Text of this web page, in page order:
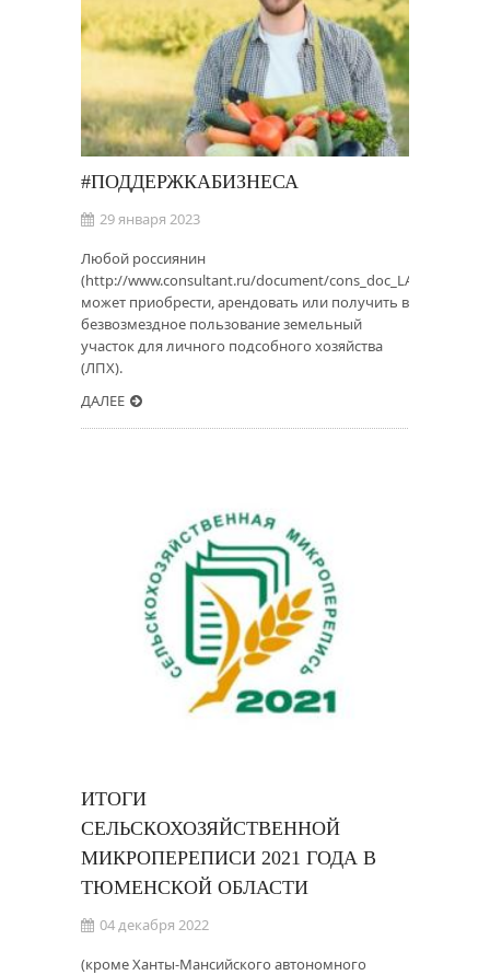
#ПОДДЕРЖКАБИЗНЕСА
29 января 2023
Любой россиянин
(http://www.consultant.ru/document/cons_doc_LAW_43127/
может приобрести, арендовать или получить в
безвозмездное пользование земельный
участок для личного подсобного хозяйства
(ЛПХ).
ДАЛЕЕ
ИТОГИ
СЕЛЬСКОХОЗЯЙСТВЕННОЙ
МИКРОПЕРЕПИСИ 2021 ГОДА В
ТЮМЕНСКОЙ ОБЛАСТИ
04 декабря 2022
(кроме Ханты-Мансийского автономного